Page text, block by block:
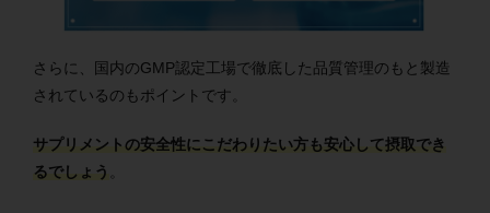
さらに、国内のGMP認定工場で徹底した品質管理のもと製造
されているのもポイントです。
サプリメントの安全性にこだわりたい方も安心して摂取でき
るでしょう